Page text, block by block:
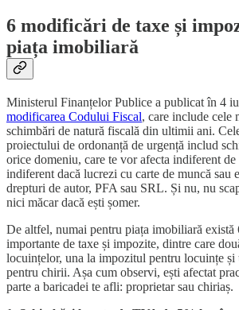
6 modificări de taxe și
piața imobiliară
Ministerul Finanțelor Publice a publicat în 4
modificarea Codului Fiscal, care include cele
schimbări de natură fiscală din ultimii ani.
proiectului de ordonanță de urgență includ
orice domeniu, care te vor afecta indiferent de
indiferent dacă lucrezi cu carte de muncă sau
drepturi de autor, PFA sau SRL. Și nu, nu
nici măcar dacă ești șomer.
De altfel, numai pentru piața imobiliară există
importante de taxe și impozite, dintre care
locuințelor, una la impozitul pentru locuințe și
pentru chirii. Așa cum observi, ești afectat
parte a baricadei te afli: proprietar sau chiriaș.